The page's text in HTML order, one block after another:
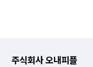
주식회사 오내피플